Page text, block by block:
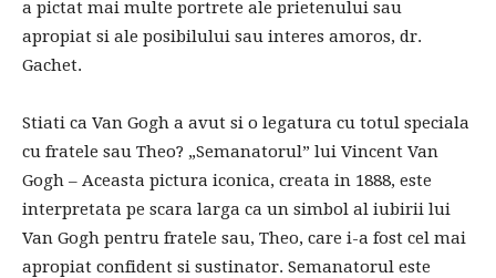
a pictat mai multe portrete ale prietenului sau
apropiat si ale posibilului sau interes amoros, dr.
Gachet.
Stiati ca Van Gogh a avut si o legatura cu totul speciala
cu fratele sau Theo? „Semanatorul” lui Vincent Van
Gogh – Aceasta pictura iconica, creata in 1888, este
interpretata pe scara larga ca un simbol al iubirii lui
Van Gogh pentru fratele sau, Theo, care i-a fost cel mai
apropiat confident si sustinator. Semanatorul este